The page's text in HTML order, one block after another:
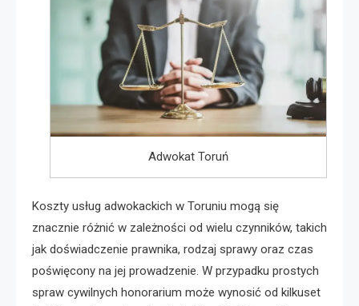
Adwokat Toruń
Koszty usług adwokackich w Toruniu mogą się
znacznie różnić w zależności od wielu czynników, takich
jak doświadczenie prawnika, rodzaj sprawy oraz czas
poświęcony na jej prowadzenie. W przypadku prostych
spraw cywilnych honorarium może wynosić od kilkuset